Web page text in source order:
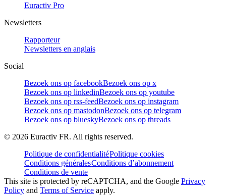
Euractiv Pro
Newsletters
Rapporteur
Newsletters en anglais
Social
Bezoek ons op facebookBezoek ons op x
Bezoek ons op linkedinBezoek ons op youtube
Bezoek ons op rss-feedBezoek ons op instagram
Bezoek ons op mastodonBezoek ons op telegram
Bezoek ons op blueskyBezoek ons op threads
© 2026 Euractiv FR. All rights reserved.
Politique de confidentialitéPolitique cookies
Conditions généralesConditions d’abonnement
Conditions de vente
This site is protected by reCAPTCHA, and the Google Privacy
Policy and Terms of Service apply.